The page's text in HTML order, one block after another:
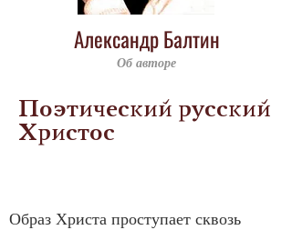
Александр Балтин
Об авторе
Поэтический русский
Христос
Образ Христа проступает сквозь